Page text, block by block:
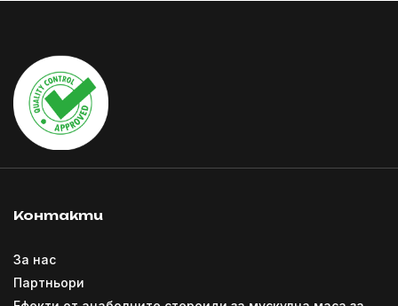
Контакти
За нас
Партньори